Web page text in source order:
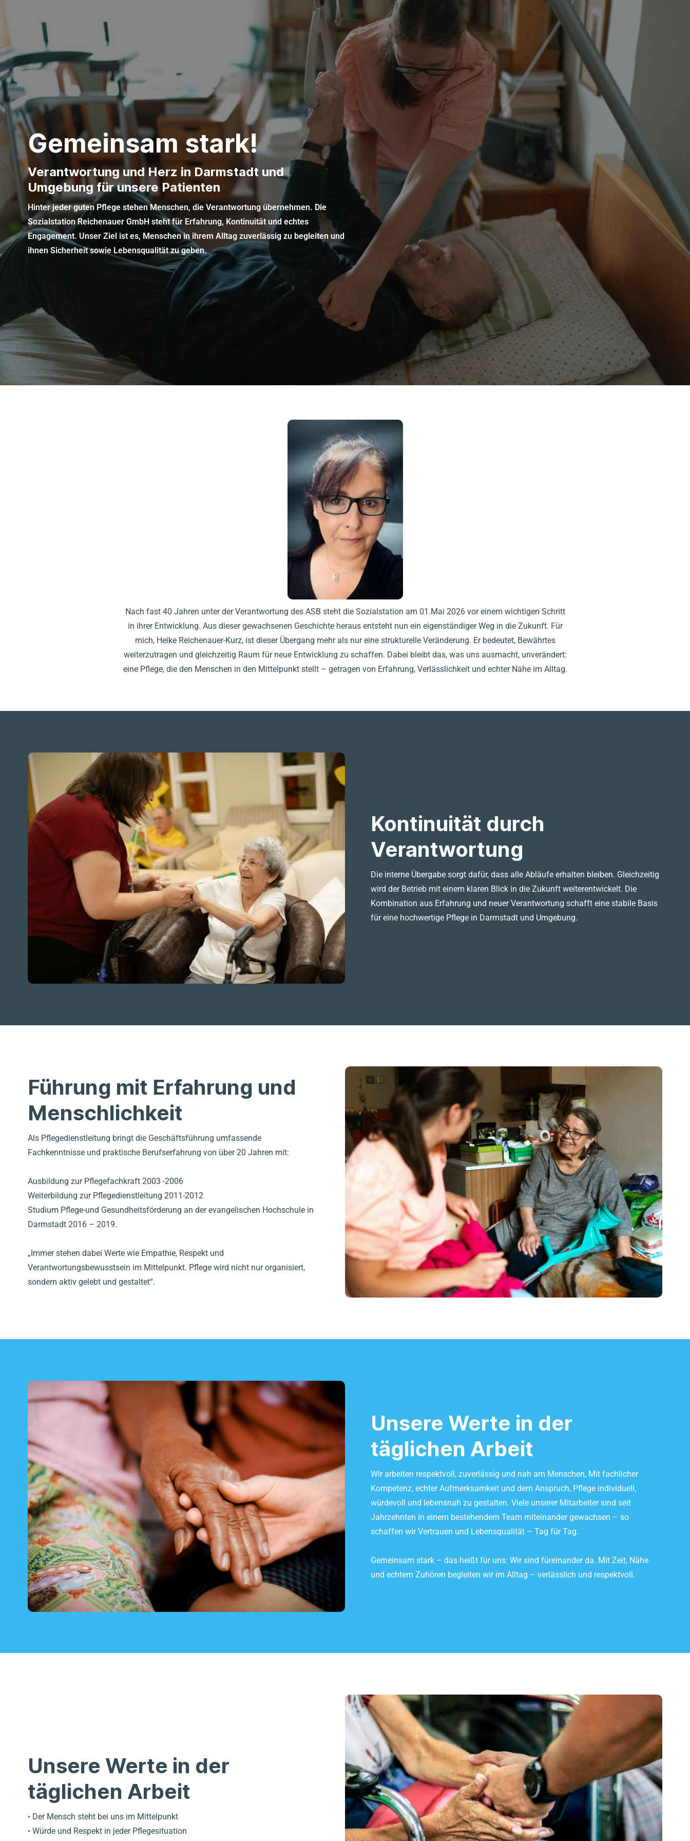
Gemeinsam stark!
Verantwortung und Herz in Darmstadt und
Umgebung für unsere Patienten
Hinter jeder guten Pflege stehen Menschen, die Verantwortung übernehmen. Die
Sozialstation Reichenauer GmbH steht für Erfahrung, Kontinuität und echtes
Engagement. Unser Ziel ist es, Menschen in ihrem Alltag zuverlässig zu begleiten und
ihnen Sicherheit sowie Lebensqualität zu geben.
Nach fast 40 Jahren unter der Verantwortung des ASB steht die Sozialstation am 01.Mai 2026 vor einem wichtigen Schritt
in ihrer Entwicklung. Aus dieser gewachsenen Geschichte heraus entsteht nun ein eigenständiger Weg in die Zukunft. Für
mich, Heike Reichenauer-Kurz, ist dieser Übergang mehr als nur eine strukturelle Veränderung. Er bedeutet, Bewährtes
weiterzutragen und gleichzeitig Raum für neue Entwicklung zu schaffen. Dabei bleibt das, was uns ausmacht, unverändert:
eine Pflege, die den Menschen in den Mittelpunkt stellt – getragen von Erfahrung, Verlässlichkeit und echter Nähe im Alltag.
Kontinuität durch
Verantwortung
Die interne Übergabe sorgt dafür, dass alle Abläufe erhalten bleiben. Gleichzeitig
wird der Betrieb mit einem klaren Blick in die Zukunft weiterentwickelt. Die
Kombination aus Erfahrung und neuer Verantwortung schafft eine stabile Basis
für eine hochwertige Pflege in Darmstadt und Umgebung.
Führung mit Erfahrung und
Menschlichkeit
Als Pflegedienstleitung bringt die Geschäftsführung umfassende
Fachkenntnisse und praktische Berufserfahrung von über 20 Jahren mit:
Ausbildung zur Pflegefachkraft 2003 -2006
Weiterbildung zur Pflegedienstleitung 2011-2012
Studium Pflege-und Gesundheitsförderung an der evangelischen Hochschule in
Darmstadt 2016 – 2019.
„Immer stehen dabei Werte wie Empathie, Respekt und
Verantwortungsbewusstsein im Mittelpunkt. Pflege wird nicht nur organisiert,
sondern aktiv gelebt und gestaltet“.
Unsere Werte in der
täglichen Arbeit
Wir arbeiten respektvoll, zuverlässig und nah am Menschen, Mit fachlicher
Kompetenz, echter Aufmerksamkeit und dem Anspruch, Pflege individuell,
würdevoll und lebensnah zu gestalten. Viele unserer Mitarbeiter sind seit
Jahrzehnten in einem bestehendem Team miteinander gewachsen – so
schaffen wir Vertrauen und Lebensqualität – Tag für Tag.
Gemeinsam stark – das heißt für uns: Wir sind füreinander da. Mit Zeit, Nähe
und echtem Zuhören begleiten wir im Alltag – verlässlich und respektvoll.
Unsere Werte in der
täglichen Arbeit
• Der Mensch steht bei uns im Mittelpunkt
• Würde und Respekt in jeder Pflegesituation